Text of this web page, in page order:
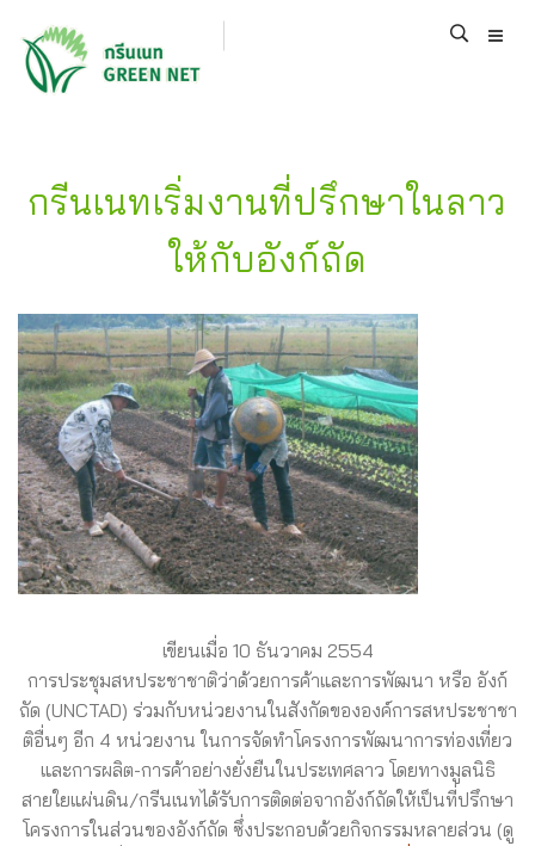
กรีนเนทเริ่มงานที่ปรึกษาในลาว
ให้กับอังก์ถัด
เขียนเมื่อ 10 ธันวาคม 2554
การประชุมสหประชาชาติว่าด้วยการค้าและการพัฒนา หรือ อังก์
ถัด (UNCTAD) ร่วมกับหน่วยงานในสังกัดขององค์การสหประชาชา
ติอื่นๆ อีก 4 หน่วยงาน ในการจัดทำโครงการพัฒนาการท่องเที่ยว
และการผลิต-การค้าอย่างยั่งยืนในประเทศลาว โดยทางมูลนิธิ
สายใยแผ่นดิน/กรีนเนทได้รับการติดต่อจากอังก์ถัดให้เป็นที่ปรึกษา
โครงการในส่วนของอังก์ถัด ซึ่งประกอบด้วยกิจกรรมหลายส่วน (ดู